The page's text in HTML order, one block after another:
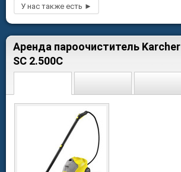
Аренда пароочиститель Karcher
SC 2.500С